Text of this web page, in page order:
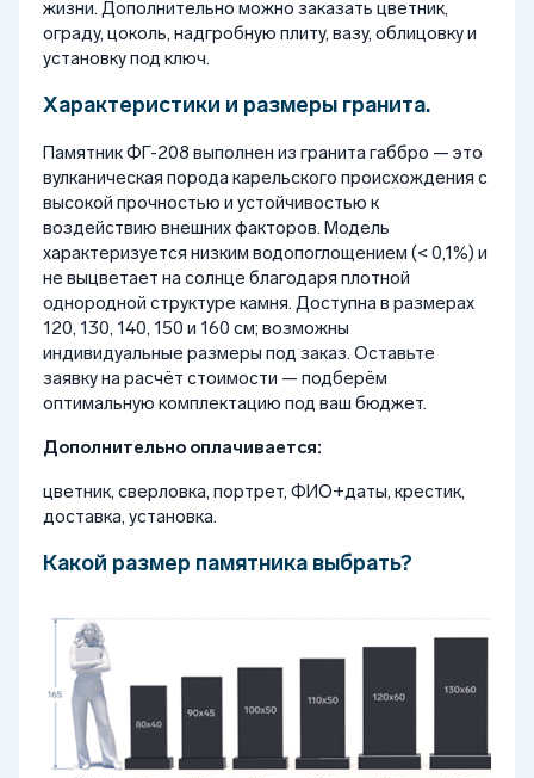
жизни. Дополнительно можно заказать цветник,
ограду, цоколь, надгробную плиту, вазу, облицовку и
установку под ключ.
Характеристики и размеры гранита.
Памятник ФГ-208 выполнен из гранита габбро — это
вулканическая порода карельского происхождения с
высокой прочностью и устойчивостью к
воздействию внешних факторов. Модель
характеризуется низким водопоглощением (< 0,1%) и
не выцветает на солнце благодаря плотной
однородной структуре камня. Доступна в размерах
120, 130, 140, 150 и 160 см; возможны
индивидуальные размеры под заказ. Оставьте
заявку на расчёт стоимости — подберём
оптимальную комплектацию под ваш бюджет.
Дополнительно оплачивается:
цветник, сверловка, портрет, ФИО+даты, крестик,
доставка, установка.
Какой размер памятника выбрать?